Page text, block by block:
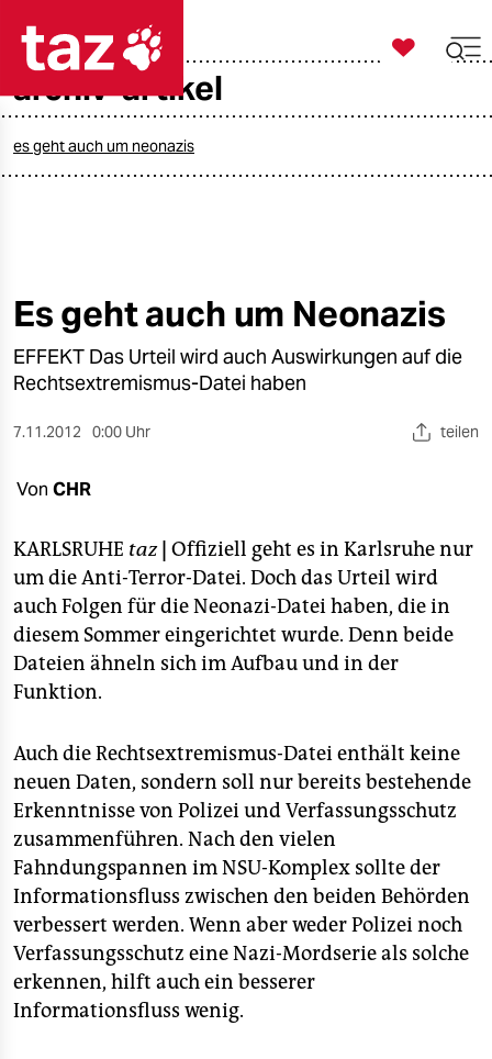
taz zahl ich
öko
gesellschaft
kultur
sport
berlin
nord
wahrheit
verlag
verlag
fragen & hilfe
unterstützen
abo
genossenschaft
epaper login

taz zahl ich
archiv-artikel
es geht auch um neonazis
Es geht auch um Neonazis
EFFEKT Das Urteil wird auch Auswirkungen auf die
Rechtsextremismus-Datei haben
7.11.2012 0:00 Uhr teilen
Von CHR
KARLSRUHE taz Offiziell geht es in Karlsruhe nur
um die Anti-Terror-Datei. Doch das Urteil wird
auch Folgen für die Neonazi-Datei haben, die in
diesem Sommer eingerichtet wurde. Denn beide
Dateien ähneln sich im Aufbau und in der
Funktion.
Auch die Rechtsextremismus-Datei enthält keine
neuen Daten, sondern soll nur bereits bestehende
Erkenntnisse von Polizei und Verfassungsschutz
zusammenführen. Nach den vielen
Fahndungspannen im NSU-Komplex sollte der
Informationsfluss zwischen den beiden Behörden
verbessert werden. Wenn aber weder Polizei noch
Verfassungsschutz eine Nazi-Mordserie als solche
erkennen, hilft auch ein besserer
Informationsfluss wenig.